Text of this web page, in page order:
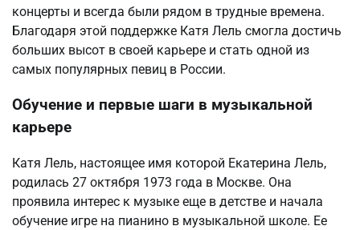
концерты и всегда были рядом в трудные времена.
Благодаря этой поддержке Катя Лель смогла достичь
больших высот в своей карьере и стать одной из
самых популярных певиц в России.
Обучение и первые шаги в музыкальной
карьере
Катя Лель, настоящее имя которой Екатерина Лель,
родилась 27 октября 1973 года в Москве. Она
проявила интерес к музыке еще в детстве и начала
обучение игре на пианино в музыкальной школе. Ее